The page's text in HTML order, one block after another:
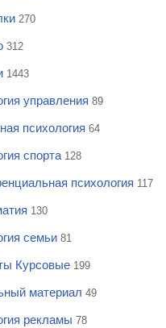
270
312
1443
управления 89
психология 64
спорта 128
психология 117
130
семьи 81
Курсовые 199
материал 49
рекламы 78